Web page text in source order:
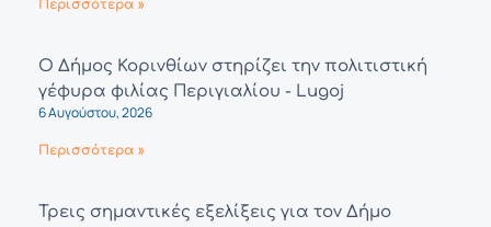
Περισσότερα »
Ο Δήμος Κορινθίων στηρίζει την πολιτιστική
γέφυρα φιλίας Περιγιαλίου - Lugoj
6 Αυγούστου, 2026
Περισσότερα »
Τρεις σημαντικές εξελίξεις για τον Δήμο